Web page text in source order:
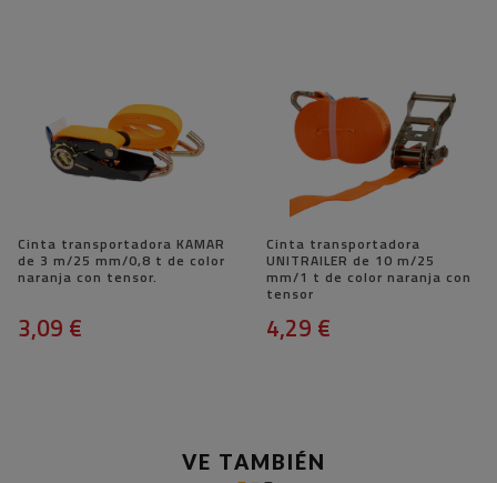
Cinta transportadora KAMAR
de 3 m/25 mm/0,8 t de color
naranja con tensor.
3,09 €
Cinta transportadora
UNITRAILER de 10 m/25
mm/1 t de color naranja con
tensor
4,29 €
VE TAMBIÉN